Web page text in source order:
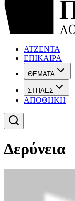
ΑΤΖΕΝΤΑ
ΕΠΙΚΑΙΡΑ
ΘΕΜΑΤΑ
ΣΤΗΛΕΣ
ΑΠΟΘΗΚΗ
Δερύνεια